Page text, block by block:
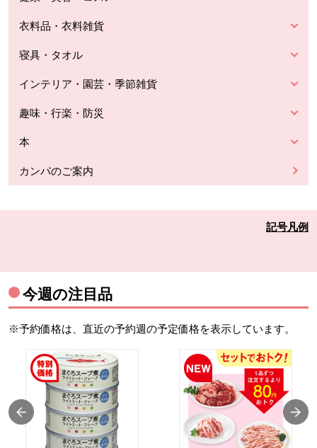
衣料品・衣料雑貨
寝具・タオル
インテリア・園芸・季節雑貨
趣味・行楽・防災
本
カンパのご案内
記号凡例
今週の注目品
※予約価格は、直近の予約週の予定価格を表示しています。